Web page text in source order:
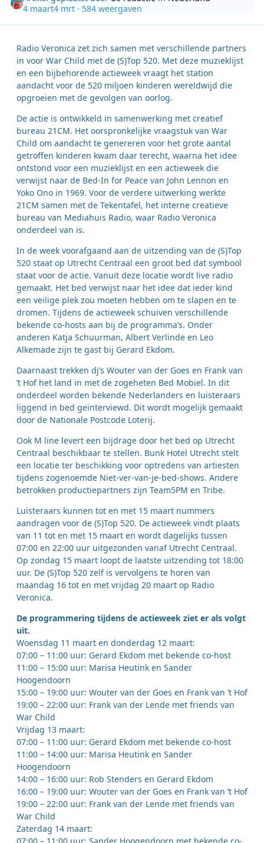
4 maart4 mrt · 584 weergaven
Radio Veronica zet zich samen met verschillende partners
in voor War Child met de (S)Top 520. Met deze muzieklijst
en een bijbehorende actieweek vraagt het station
aandacht voor de 520 miljoen kinderen wereldwijd die
opgroeien met de gevolgen van oorlog.
De actie is ontwikkeld in samenwerking met creatief
bureau 21CM. Het oorspronkelijke vraagstuk van War
Child om aandacht te genereren voor het grote aantal
getroffen kinderen kwam daar terecht, waarna het idee
ontstond voor een muzieklijst en een actieweek die
verwijst naar de Bed-In for Peace van John Lennon en
Yoko Ono in 1969. Voor de verdere uitwerking werkte
21CM samen met de Tekentafel, het interne creatieve
bureau van Mediahuis Radio, waar Radio Veronica
onderdeel van is.
In de week voorafgaand aan de uitzending van de (S)Top
520 staat op Utrecht Centraal een groot bed dat symbool
staat voor de actie. Vanuit deze locatie wordt live radio
gemaakt. Het bed verwijst naar het idee dat ieder kind
een veilige plek zou moeten hebben om te slapen en te
dromen. Tijdens de actieweek schuiven verschillende
bekende co-hosts aan bij de programma’s. Onder
anderen Katja Schuurman, Albert Verlinde en Leo
Alkemade zijn te gast bij Gerard Ekdom.
Daarnaast trekken dj’s Wouter van der Goes en Frank van
’t Hof het land in met de zogeheten Bed Mobiel. In dit
onderdeel worden bekende Nederlanders en luisteraars
liggend in bed geïnterviewd. Dit wordt mogelijk gemaakt
door de Nationale Postcode Loterij.
Ook M line levert een bijdrage door het bed op Utrecht
Centraal beschikbaar te stellen. Bunk Hotel Utrecht stelt
een locatie ter beschikking voor optredens van artiesten
tijdens zogenoemde Niet-ver-van-je-bed-shows. Andere
betrokken productiepartners zijn Team5PM en Tribe.
Luisteraars kunnen tot en met 15 maart nummers
aandragen voor de (S)Top 520. De actieweek vindt plaats
van 11 tot en met 15 maart en wordt dagelijks tussen
07:00 en 22:00 uur uitgezonden vanaf Utrecht Centraal.
Op zondag 15 maart loopt de laatste uitzending tot 18:00
uur. De (S)Top 520 zelf is vervolgens te horen van
maandag 16 tot en met vrijdag 20 maart op Radio
Veronica.
De programmering tijdens de actieweek ziet er als volgt
uit.
Woensdag 11 maart en donderdag 12 maart:
07:00 – 11:00 uur: Gerard Ekdom met bekende co-host
11:00 – 15:00 uur: Marisa Heutink en Sander
Hoogendoorn
15:00 – 19:00 uur: Wouter van der Goes en Frank van ’t Hof
19:00 – 22:00 uur: Frank van der Lende met friends van
War Child
Vrijdag 13 maart:
07:00 – 11:00 uur: Gerard Ekdom met bekende co-host
11:00 – 14:00 uur: Marisa Heutink en Sander
Hoogendoorn
14:00 – 16:00 uur: Rob Stenders en Gerard Ekdom
16:00 – 19:00 uur: Wouter van der Goes en Frank van ’t Hof
19:00 – 22:00 uur: Frank van der Lende met friends van
War Child
Zaterdag 14 maart: